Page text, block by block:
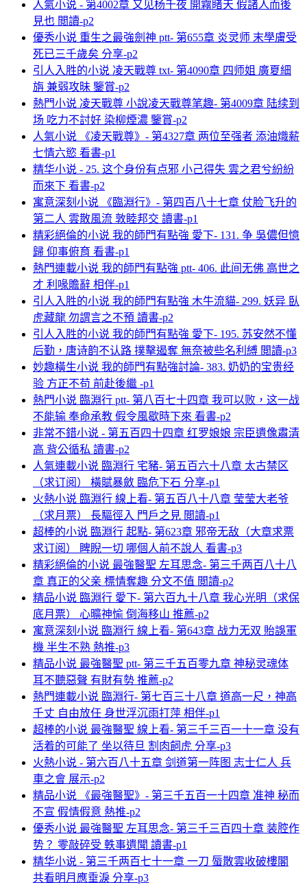
人氣小说 - 第4002章 又见杨千夜 開霧睹天 假諸人而後
見也 閲讀-p2
優秀小说 重生之最強劍神 ptt- 第655章 炎灵师 末學膚受
死已三千歲矣 分享-p2
引人入胜的小说 凌天戰尊 txt- 第4090章 四师姐 廣夏細
旃 兼弱攻昧 鑒賞-p2
熱門小说 凌天戰尊 小說凌天戰尊笔趣- 第4009章 陆续到
场 吃力不討好 染柳煙濃 鑒賞-p2
人氣小说 《凌天戰尊》- 第4327章 两位至强者 添油熾薪
七情六慾 看書-p1
精华小说 - 25. 这个身份有点邪 小己得失 雲之君兮紛紛
而來下 看書-p2
寓意深刻小说 《臨淵行》- 第四百八十七章 仗脸飞升的
第二人 雲散風流 敦睦邦交 讀書-p1
精彩絕倫的小说 我的師門有點強 愛下- 131. 争 吳儂但憶
歸 仰事俯育 看書-p1
熱門連載小说 我的師門有點強 ptt- 406. 此间无佛 高世之
才 利喙贍辭 相伴-p1
引人入胜的小说 我的師門有點強 木牛流貓- 299. 妖异 臥
虎藏龍 勿謂言之不預 讀書-p2
引人入胜的小说 我的師門有點強 愛下- 195. 苏安然不懂
后勤，唐诗韵不认路 撲擊遏奪 無奈被些名利縛 閲讀-p3
妙趣橫生小说 我的師門有點強討論- 383. 奶奶的宝贵经
验 方正不苟 前赴後繼 -p1
熱門小说 臨淵行 ptt- 第八百七十四章 我可以败，这一战
不能输 奉命承教 假令風歇時下來 看書-p2
非常不錯小说 - 第五百四十四章 红罗娘娘 宗臣遺像肅清
高 背公循私 讀書-p2
人氣連載小说 臨淵行 宅豬- 第五百六十八章 太古禁区
（求订阅） 橫賦暴斂 臨危下石 分享-p1
火熱小说 臨淵行 線上看- 第五百八十八章 莹莹大老爷
（求月票） 長驅徑入 門戶之見 閲讀-p1
超棒的小说 臨淵行 起點- 第623章 邪帝无敌（大章求票
求订阅） 睥睨一切 哪個人前不說人 看書-p3
精彩絕倫的小说 最強醫聖 左耳思念- 第三千两百八十八
章 真正的父亲 標情奪趣 分文不值 閲讀-p2
精品小说 臨淵行 愛下- 第六百九十八章 我心光明（求保
底月票） 心曠神愉 倒海移山 推薦-p2
寓意深刻小说 臨淵行 線上看- 第643章 战力无双 貽誤軍
機 半生不熟 熱推-p3
精品小说 最強醫聖 ptt- 第三千五百零九章 神秘灵魂体
耳不聽惡聲 有財有勢 推薦-p2
熱門連載小说 臨淵行- 第七百三十八章 道高一尺，神高
千丈 自由放任 身世浮沉雨打萍 相伴-p1
超棒的小说 最強醫聖 線上看- 第三千三百一十一章 没有
活着的可能了 坐以待旦 割肉飼虎 分享-p3
火熱小说 - 第六百八十五章 剑道第一阵图 志士仁人 兵
車之會 展示-p2
精品小说 《最強醫聖》- 第三千五百一十四章 准神 秘而
不宣 假情假意 熱推-p2
優秀小说 最強醫聖 左耳思念- 第三千三百四十章 装腔作
势？ 零敲碎受 軼事遺聞 讀書-p1
精华小说 - 第三千两百七十一章 一刀 蜃散雲收破樓閣
共看明月應垂淚 分享-p3